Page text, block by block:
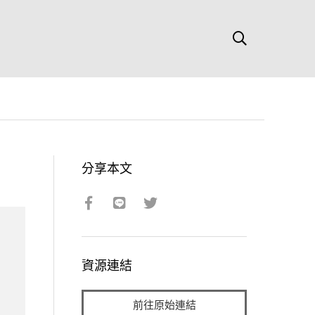
分享本文
資源連結
前往原始連結